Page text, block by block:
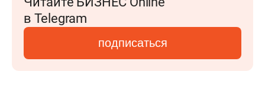
в Telegram
подписаться